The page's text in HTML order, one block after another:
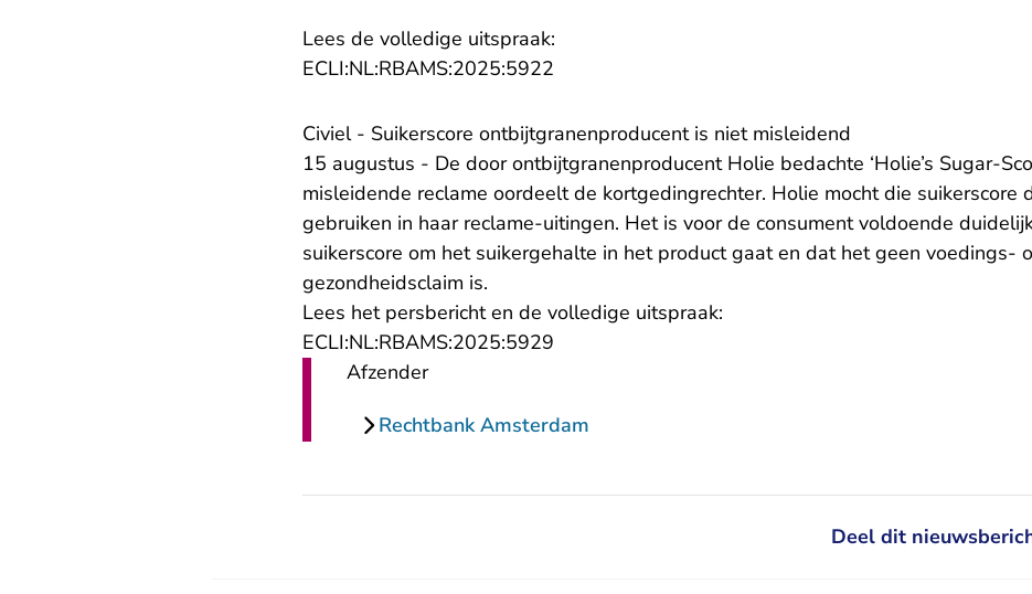
Lees de volledige uitspraak:
ECLI:NL:RBAMS:2025:5922
Civiel - Suikerscore ontbijtgranenproducent is niet misleidend
15 augustus - De door ontbijtgranenproducent Holie bedachte ‘Holie’s Sugar-
misleidende reclame oordeelt de kortgedingrechter. Holie mocht die suikerscore
gebruiken in haar reclame-uitingen. Het is voor de consument voldoende
suikerscore om het suikergehalte in het product gaat en dat het geen voedings-
gezondheidsclaim is.
Lees het persberichten de volledige uitspraak:
ECLI:NL:RBAMS:2025:5929
Afzender
Rechtbank Amsterdam
Deel dit